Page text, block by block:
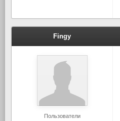
Fingy
Пользователи